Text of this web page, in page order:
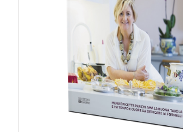
AGGIUNGI AL CARRELLO /